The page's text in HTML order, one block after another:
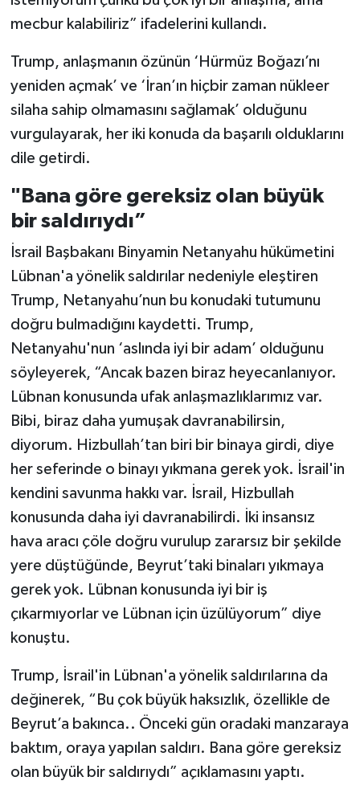
mecbur kalabiliriz” ifadelerini kullandı.
Trump, anlaşmanın özünün ‘Hürmüz Boğazı’nı
yeniden açmak’ ve ‘İran’ın hiçbir zaman nükleer
silaha sahip olmamasını sağlamak’ olduğunu
vurgulayarak, her iki konuda da başarılı olduklarını
dile getirdi.
"Bana göre gereksiz olan büyük
bir saldırıydı”
İsrail Başbakanı Binyamin Netanyahu hükümetini
Lübnan'a yönelik saldırılar nedeniyle eleştiren
Trump, Netanyahu’nun bu konudaki tutumunu
doğru bulmadığını kaydetti. Trump,
Netanyahu'nun ‘aslında iyi bir adam’ olduğunu
söyleyerek, “Ancak bazen biraz heyecanlanıyor.
Lübnan konusunda ufak anlaşmazlıklarımız var.
Bibi, biraz daha yumuşak davranabilirsin,
diyorum. Hizbullah’tan biri bir binaya girdi, diye
her seferinde o binayı yıkmana gerek yok. İsrail'in
kendini savunma hakkı var. İsrail, Hizbullah
konusunda daha iyi davranabilirdi. İki insansız
hava aracı çöle doğru vurulup zararsız bir şekilde
yere düştüğünde, Beyrut’taki binaları yıkmaya
gerek yok. Lübnan konusunda iyi bir iş
çıkarmıyorlar ve Lübnan için üzülüyorum” diye
konuştu.
Trump, İsrail'in Lübnan'a yönelik saldırılarına da
değinerek, “Bu çok büyük haksızlık, özellikle de
Beyrut’a bakınca.. Önceki gün oradaki manzaraya
baktım, oraya yapılan saldırı. Bana göre gereksiz
olan büyük bir saldırıydı” açıklamasını yaptı.